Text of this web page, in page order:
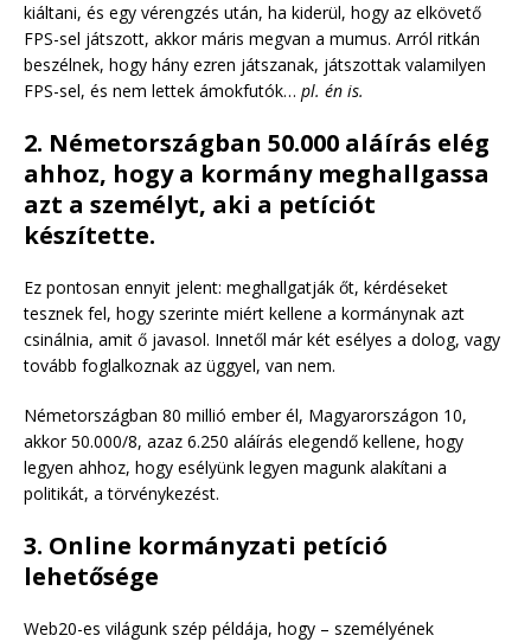
kiáltani, és egy vérengzés után, ha kiderül, hogy az elkövető
FPS-sel játszott, akkor máris megvan a mumus. Arról ritkán
beszélnek, hogy hány ezren játszanak, játszottak valamilyen
FPS-sel, és nem lettek ámokfutók… pl. én is.
2. Németországban 50.000 aláírás elég
ahhoz, hogy a kormány meghallgassa
azt a személyt, aki a petíciót
készítette.
Ez pontosan ennyit jelent: meghallgatják őt, kérdéseket
tesznek fel, hogy szerinte miért kellene a kormánynak azt
csinálnia, amit ő javasol. Innetől már két esélyes a dolog, vagy
tovább foglalkoznak az üggyel, van nem.
Németországban 80 millió ember él, Magyarországon 10,
akkor 50.000/8, azaz 6.250 aláírás elegendő kellene, hogy
legyen ahhoz, hogy esélyünk legyen magunk alakítani a
politikát, a törvénykezést.
3. Online kormányzati petíció
lehetősége
Web20-es világunk szép példája, hogy – személyének